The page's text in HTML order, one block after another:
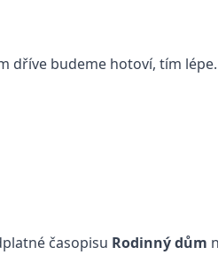
dříve budeme hotoví, tím
časopisu Rodinný dům